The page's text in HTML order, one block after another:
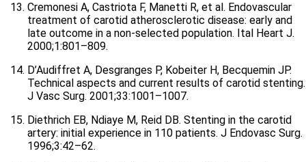
Cremonesi A, Castriota F, Manetti R, et al. Endovascular
treatment of carotid atherosclerotic disease: early and
late outcome in a non-selected population. Ital Heart J.
2000;1:801–809.
D’Audiffret A, Desgranges P, Kobeiter H, Becquemin JP.
Technical aspects and current results of carotid stenting.
J Vasc Surg. 2001;33:1001–1007.
Diethrich EB, Ndiaye M, Reid DB. Stenting in the carotid
artery: initial experience in 110 patients. J Endovasc Surg.
1996;3:42–62.